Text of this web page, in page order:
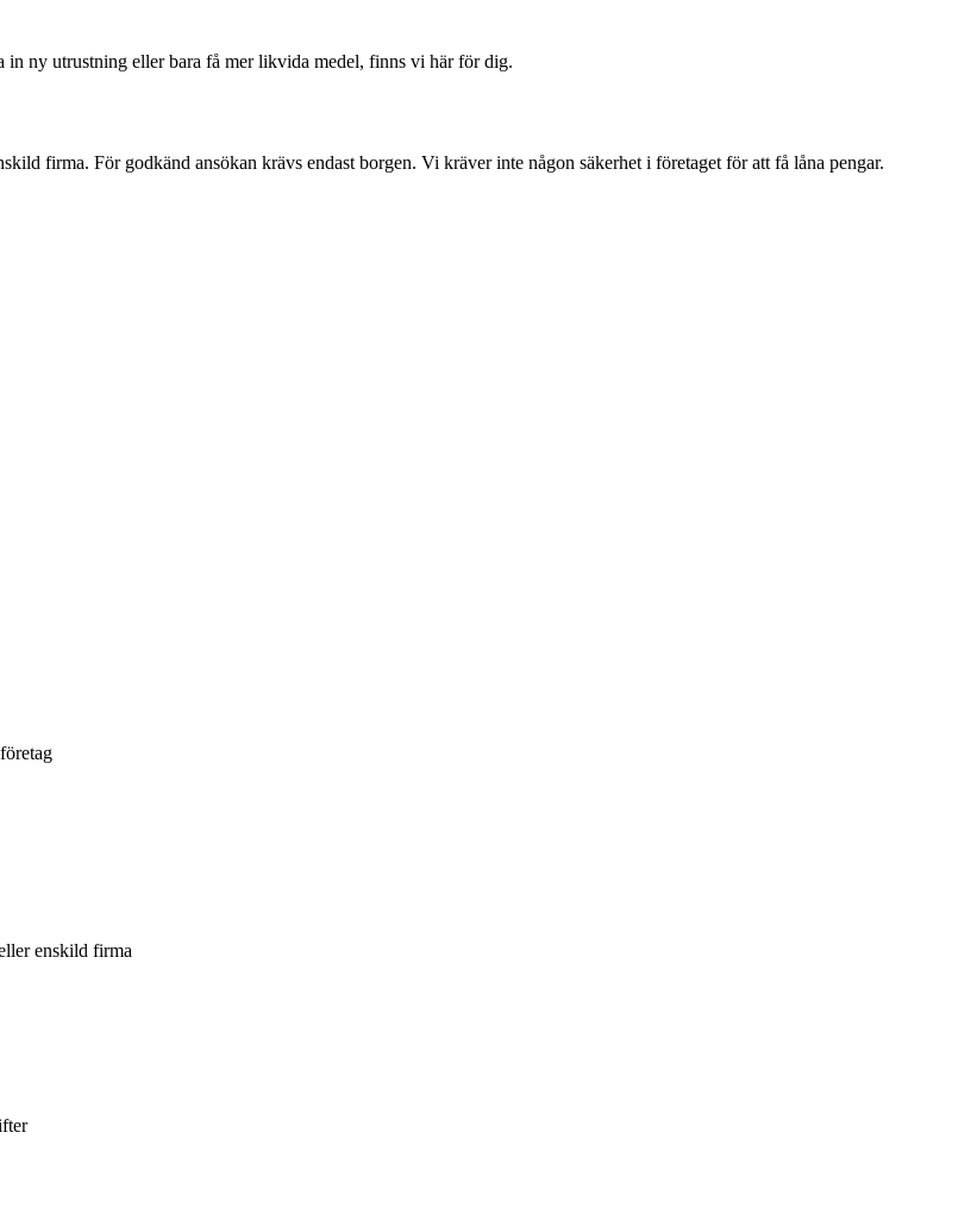
ny utrustning eller bara få mer likvida medel, finns vi här för dig.
firma. För godkänd ansökan krävs endast borgen. Vi kräver inte någon säkerhet i företaget för att få låna pengar.
enskild firma